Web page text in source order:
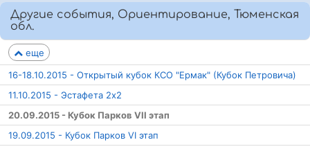
Другие события, Ориентирование, Тюменская
обл.
еще
16-18.10.2015 - Открытый кубок КСО "Ермак" (Кубок Петровича)
11.10.2015 - Эстафета 2x2
20.09.2015 - Кубок Парков VII этап
19.09.2015 - Кубок Парков VI этап